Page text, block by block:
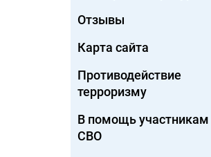
Отзывы
Карта сайта
Противодействие
терроризму
В помощь участникам
СВО